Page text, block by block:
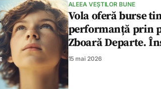
ALEEA VEȘTILOR BUNE
Vola oferă burse
performanță prin
Zboară Departe.
15 mai 2026